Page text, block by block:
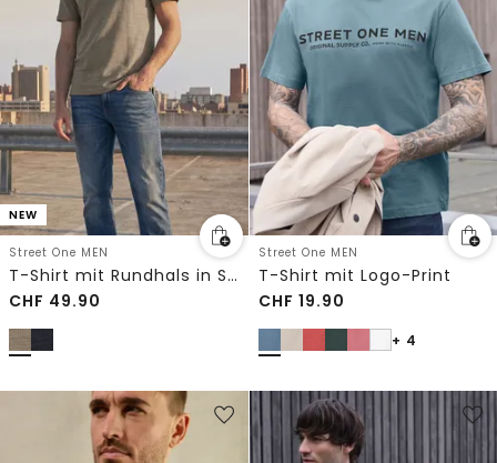
NEW
Street One MEN
T-Shirt mit Rundhals in Space-Dye-Optik
CHF 49.90
Street One MEN
T-Shirt mit Logo-Print
CHF 19.90
+ 4